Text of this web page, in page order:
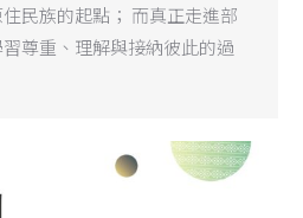
民族的起點； 而真正走進部
尊重、理解與接納彼此的過